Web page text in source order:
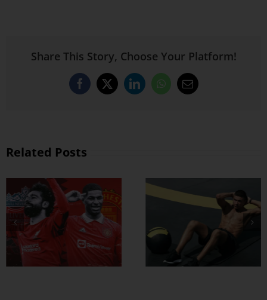
Share This Story, Choose Your Platform!
Facebook
X LinkedInWhatsApp
Email
Related Posts
ထိထိရောက်ရောက်
ဗိုက်ခေါက် အဆီ
တွေ ချဖို့